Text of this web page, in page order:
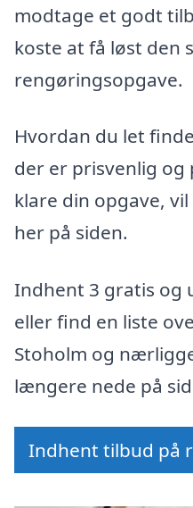
modtage et godt
koste at få løst den
rengøringsopgave.
Hvordan du let
der er prisvenlig og
klare din opgave,
her på siden.
Indhent 3 gratis og
eller find en liste
Stoholm og
længere nede på
Indhent tilbud på